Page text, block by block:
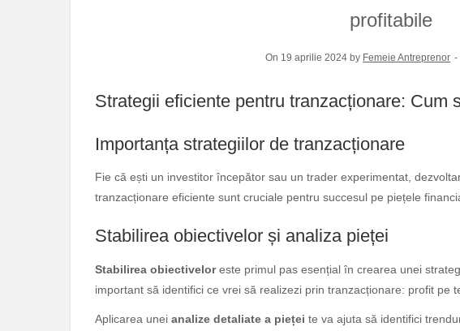
profitabile
On 19 aprilie 2024 by Femeie Antreprenor
Strategii eficiente pentru tranzacționare: Cum
Importanța strategiilor de tranzacționare
Fie că ești un investitor începător sau un trader experimentat,
tranzacționare eficiente sunt cruciale pentru succesul pe piețele
Stabilirea obiectivelor și analiza pieței
Stabilirea obiectiveloreste primul pas esențial în crearea unei
important să identifici ce vrei să realizezi prin tranzacționare: profit pe
Aplicarea unei analize detaliate a pieței te va ajuta să identifici